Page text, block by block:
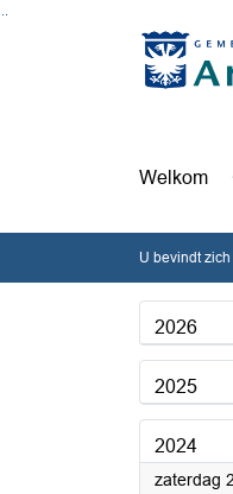
Ga naar de inhoud van
Ga naar het zoeken
Ga naar het menu
Welkom
U bevindt
2026
2025
2024
zaterdag